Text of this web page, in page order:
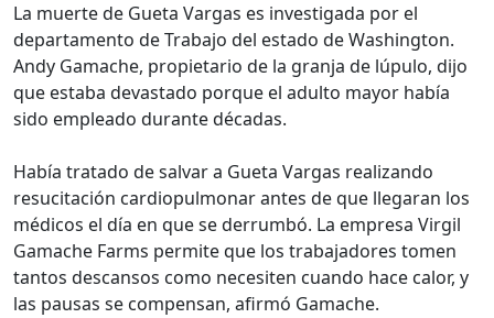
La muerte de Gueta Vargas es investigada por el
departamento de Trabajo del estado de Washington.
Andy Gamache, propietario de la granja de lúpulo, dijo
que estaba devastado porque el adulto mayor había
sido empleado durante décadas.
Había tratado de salvar a Gueta Vargas realizando
resucitación cardiopulmonar antes de que llegaran los
médicos el día en que se derrumbó. La empresa Virgil
Gamache Farms permite que los trabajadores tomen
tantos descansos como necesiten cuando hace calor, y
las pausas se compensan, afirmó Gamache.